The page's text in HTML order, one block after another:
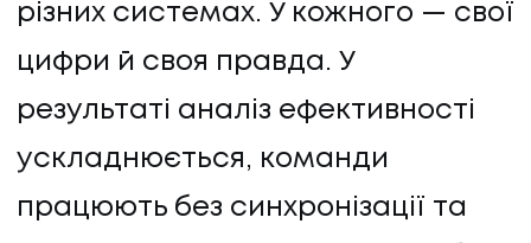
різних системах. У кожного — свої
цифри й своя правда. У
результаті аналіз ефективності
ускладнюється, команди
працюють без синхронізації та